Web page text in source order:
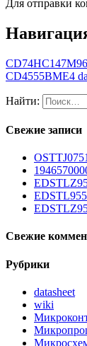
Для отправки
CD74HC147M96
CD4555BME4
Найти:
Свежие записи
Свежие
Рубрики
datasheet
wiki